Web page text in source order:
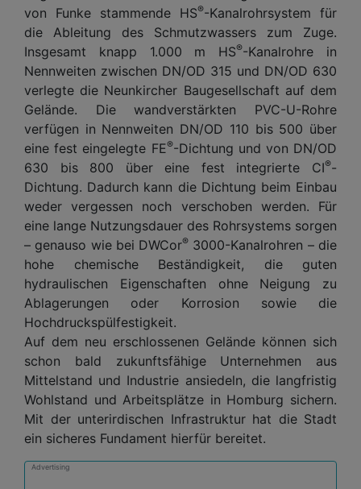
von Funke stammende HS®-Kanalrohrsystem für
die Ableitung des Schmutzwassers zum Zuge.
Insgesamt knapp 1.000 m HS®-Kanalrohre in
Nennweiten zwischen DN/OD 315 und DN/OD 630
verlegte die Neunkircher Baugesellschaft auf dem
Gelände. Die wandverstärkten PVC-U-Rohre
verfügen in Nennweiten DN/OD 110 bis 500 über
eine fest eingelegte FE®-Dichtung und von DN/OD
630 bis 800 über eine fest integrierte CI®-
Dichtung. Dadurch kann die Dichtung beim Einbau
weder vergessen noch verschoben werden. Für
eine lange Nutzungsdauer des Rohrsystems sorgen
– genauso wie bei DWCor® 3000-Kanalrohren – die
hohe chemische Beständigkeit, die guten
hydraulischen Eigenschaften ohne Neigung zu
Ablagerungen oder Korrosion sowie die
Hochdruckspülfestigkeit.
Auf dem neu erschlossenen Gelände können sich
schon bald zukunftsfähige Unternehmen aus
Mittelstand und Industrie ansiedeln, die langfristig
Wohlstand und Arbeitsplätze in Homburg sichern.
Mit der unterirdischen Infrastruktur hat die Stadt
ein sicheres Fundament hierfür bereitet.
Advertising